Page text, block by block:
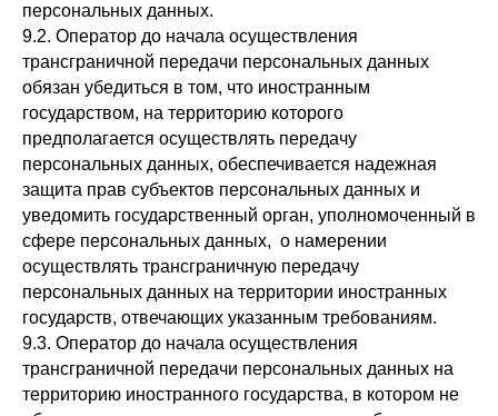
персональных данных.
9.2. Оператор до начала осуществления
трансграничной передачи персональных данных
обязан убедиться в том, что иностранным
государством, на территорию которого
предполагается осуществлять передачу
персональных данных, обеспечивается надежная
защита прав субъектов персональных данных и
уведомить государственный орган, уполномоченный в
сфере персональных данных, о намерении
осуществлять трансграничную передачу
персональных данных на территории иностранных
государств, отвечающих указанным требованиям.
9.3. Оператор до начала осуществления
трансграничной передачи персональных данных на
территорию иностранного государства, в котором не